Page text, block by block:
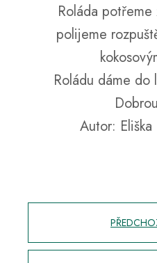
Roláda potřeme
polijeme
Roládu dáme
Autor: